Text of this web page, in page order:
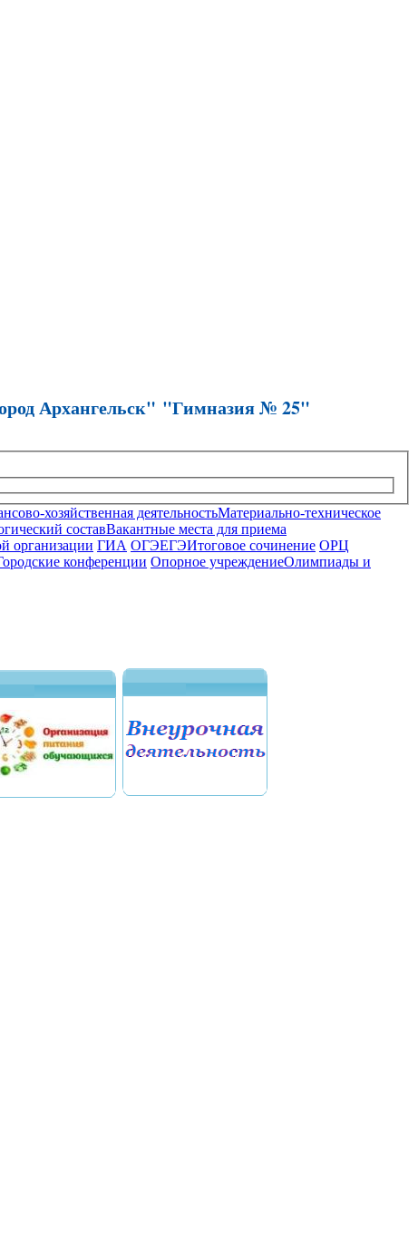
Архангельск" "Гимназия № 25"
хозяйственная деятельностьМатериально-техническое
составВакантные места для приема
организации ГИА ОГЭЕГЭИтоговое сочинение ОРЦ
конференции Опорное учреждениеОлимпиады и